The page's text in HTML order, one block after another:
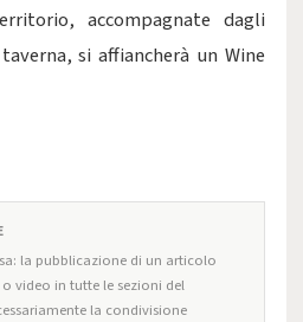
accompagnate dagli
si affiancherà un Wine
la pubblicazione di un articolo
video in tutte le sezioni del
la condivisione